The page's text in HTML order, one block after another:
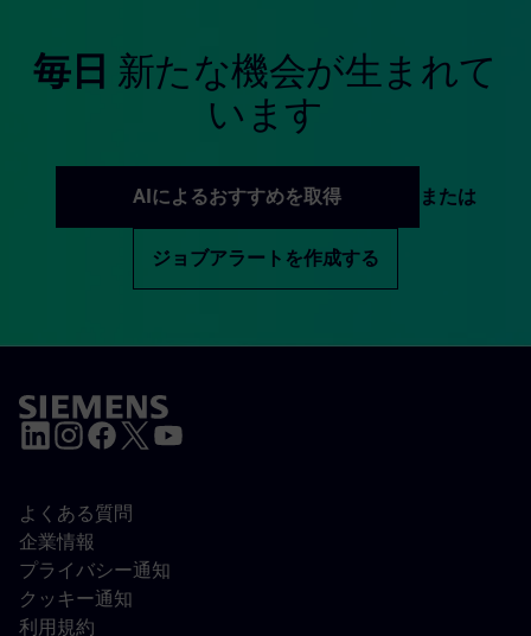
毎日 新たな機会が生まれて
います
AIによるおすすめを取得 または
ジョブアラートを作成する
よくある質問
企業情報
プライバシー通知
クッキー通知
利用規約